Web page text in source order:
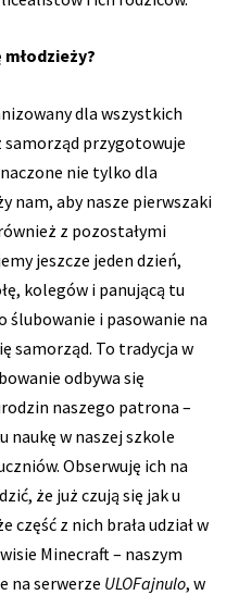
dla wszystkich
samorząd przygotowuje
nie tylko dla
nam, aby nasze pierwszaki
z pozostałymi
jeszcze jeden dzień,
kolegów i panującą tu
ślubowanie i pasowanie na
samorząd. To tradycja w
odbywa się
naszego patrona –
naukę w naszej szkole
Obserwuję ich na
że już czują się jak u
część z nich brała udział w
Minecraft – naszym
na serwerze ULOFajnulo, w